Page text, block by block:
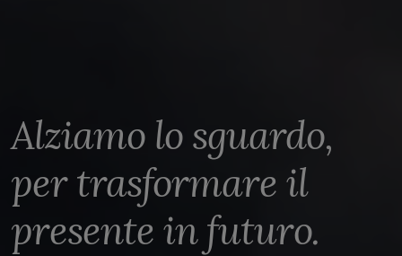
Alziamo lo sguardo,
per trasformare il
presente in futuro.